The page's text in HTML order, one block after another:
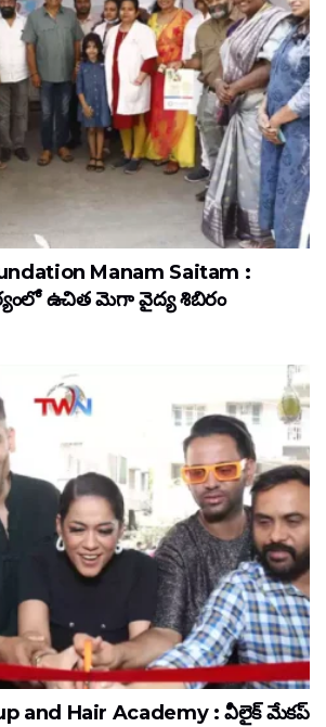
Manam Saitam :
ఉచిత మెగా వైద్య శిబిరం
and Hair Academy : వీలైక్ మేకప్